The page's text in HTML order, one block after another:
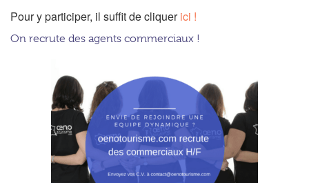
Pour y participer, il suffit de cliquerici !
On recrute des agents commerciaux !